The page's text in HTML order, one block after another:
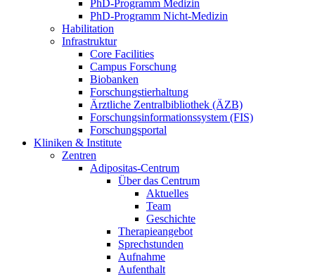
PhD-Programm Medizin
PhD-Programm Nicht-Medizin
Habilitation
Infrastruktur
Core Facilities
Campus Forschung
Biobanken
Forschungstierhaltung
Ärztliche Zentralbibliothek (ÄZB)
Forschungsinformationssystem (FIS)
Forschungsportal
Kliniken & Institute
Zentren
Adipositas-Centrum
Über das Centrum
Aktuelles
Team
Geschichte
Therapieangebot
Sprechstunden
Aufnahme
Aufenthalt